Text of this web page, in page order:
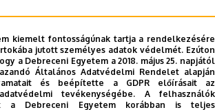
Adatvédelem
Szerzői jog © 2026 Unideb
kiemelt fontosságúnak tartja a rendelkezésére
jutott személyes adatok védelmét. Ezúton
a Debreceni Egyetem a 2018. május 25. napjától
Általános Adatvédelmi Rendelet alapján
és beépítette a GDPR előírásait az
tevékenységébe. A felhasználók
a Debreceni Egyetem korábban is teljes